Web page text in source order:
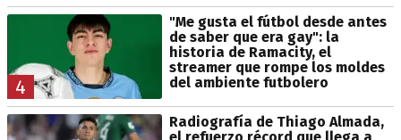
4
"Me gusta el fútbol desde antes
de saber que era gay": la
historia de Ramacity, el
streamer que rompe los moldes
del ambiente futbolero
Radiografía de Thiago Almada,
el refuerzo récord que llega a